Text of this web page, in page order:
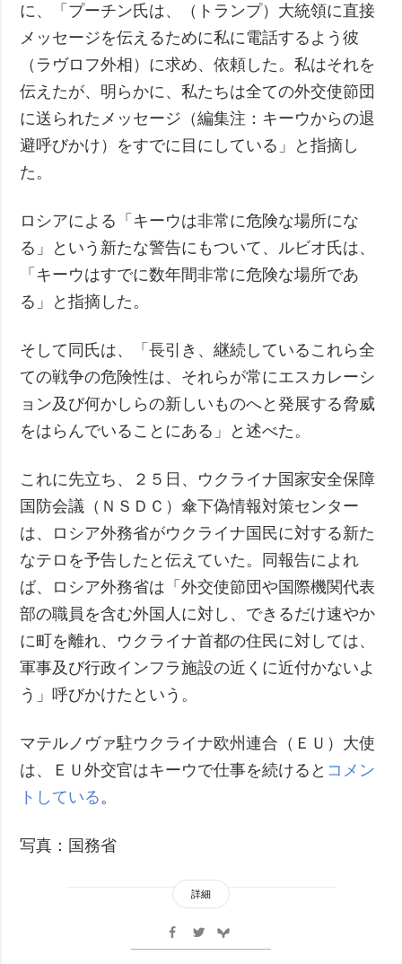
に、「プーチン氏は、（トランプ）大統領に直接
メッセージを伝えるために私に電話するよう彼
（ラヴロフ外相）に求め、依頼した。私はそれを
伝えたが、明らかに、私たちは全ての外交使節団
に送られたメッセージ（編集注：キーウからの退
避呼びかけ）をすでに目にしている」と指摘し
た。
ロシアによる「キーウは非常に危険な場所にな
る」という新たな警告にもついて、ルビオ氏は、
「キーウはすでに数年間非常に危険な場所であ
る」と指摘した。
そして同氏は、「長引き、継続しているこれら全
ての戦争の危険性は、それらが常にエスカレーシ
ョン及び何かしらの新しいものへと発展する脅威
をはらんでいることにある」と述べた。
これに先立ち、２５日、ウクライナ国家安全保障
国防会議（ＮＳＤＣ）傘下偽情報対策センター
は、ロシア外務省がウクライナ国民に対する新た
なテロを予告したと伝えていた。同報告によれ
ば、ロシア外務省は「外交使節団や国際機関代表
部の職員を含む外国人に対し、できるだけ速やか
に町を離れ、ウクライナ首都の住民に対しては、
軍事及び行政インフラ施設の近くに近付かないよ
う」呼びかけたという。
マテルノヴァ駐ウクライナ欧州連合（ＥＵ）大使
は、ＥＵ外交官はキーウで仕事を続けると コメン
トしている。
写真：国務省
詳細